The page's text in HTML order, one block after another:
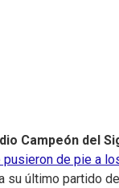
Campeón del
de pie a
su último partido